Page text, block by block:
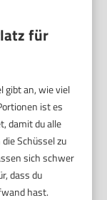
für
gibt an, wie viel
ist es
damit du alle
Schüssel zu
sich schwer
dass du
hast.